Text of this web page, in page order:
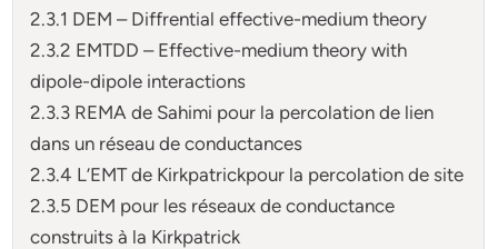
2.3.1 DEM – Diffrential effective-medium theory
2.3.2 EMTDD – Effective-medium theory with
dipole-dipole interactions
2.3.3 REMA de Sahimi pour la percolation de lien
dans un réseau de conductances
2.3.4 L’EMT de Kirkpatrickpour la percolation de site
2.3.5 DEM pour les réseaux de conductance
construits à la Kirkpatrick